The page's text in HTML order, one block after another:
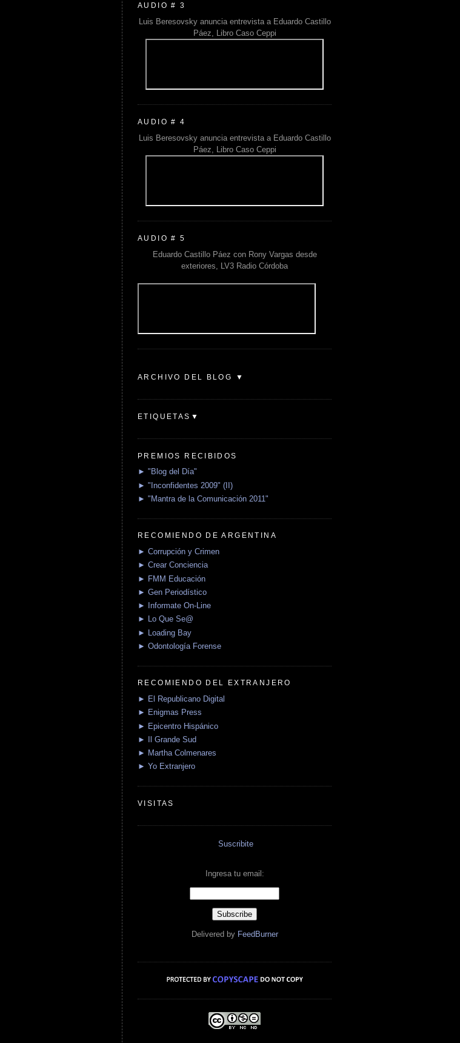
AUDIO # 3
Luis Beresovsky anuncia entrevista a Eduardo Castillo
Páez, Libro Caso Ceppi
AUDIO # 4
Luis Beresovsky anuncia entrevista a Eduardo Castillo
Páez, Libro Caso Ceppi
AUDIO # 5
Eduardo Castillo Páez con Rony Vargas desde
exteriores, LV3 Radio Córdoba
ARCHIVO DEL BLOG ▼
ETIQUETAS▼
PREMIOS RECIBIDOS
► "Blog del Día"
► "Inconfidentes 2009" (II)
► "Mantra de la Comunicación 2011"
RECOMIENDO DE ARGENTINA
► Corrupción y Crimen
► Crear Conciencia
► FMM Educación
► Gen Periodístico
► Informate On-Line
► Lo Que Se@
► Loading Bay
► Odontología Forense
RECOMIENDO DEL EXTRANJERO
► El Republicano Digital
► Enigmas Press
► Epicentro Hispánico
► Il Grande Sud
► Martha Colmenares
► Yo Extranjero
VISITAS
Suscribite
Ingresa tu email:
Delivered by FeedBurner